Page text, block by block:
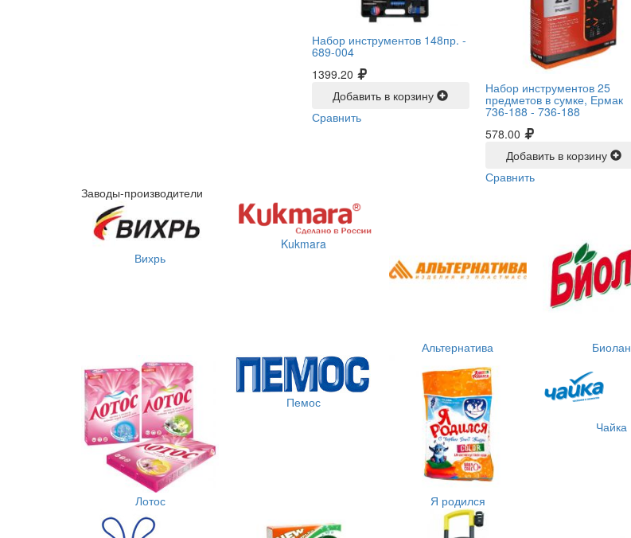
Набор инструментов 148пр. -
689-004
1399.20
Добавить в корзину
Сравнить
Набор инструментов 25
предметов в сумке, Ермак
736-188 - 736-188
578.00
Добавить в корзину
Сравнить
Заводы-производители
Вихрь
Kukmara
Альтернатива Биолан
Лотос
Пемос
Я родился
Чайка